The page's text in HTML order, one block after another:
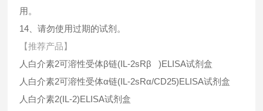
用。
14、请勿使用过期的试剂。
【推荐产品】
人白介素2可溶性受体β链(IL-2sRβ )ELISA试剂盒
人白介素2可溶性受体α链(IL-2sRα/CD25)ELISA试剂盒
人白介素2(IL-2)ELISA试剂盒